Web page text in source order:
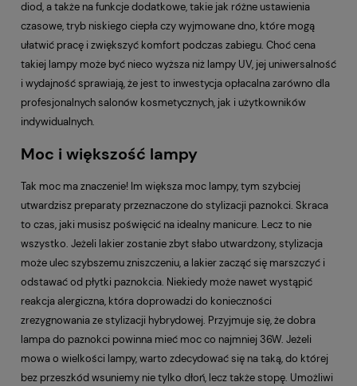
diod, a także na funkcje dodatkowe, takie jak różne ustawienia
czasowe, tryb niskiego ciepła czy wyjmowane dno, które mogą
ułatwić pracę i zwiększyć komfort podczas zabiegu. Choć cena
takiej lampy może być nieco wyższa niż lampy UV, jej uniwersalność
i wydajność sprawiają, że jest to inwestycja opłacalna zarówno dla
profesjonalnych salonów kosmetycznych, jak i użytkowników
indywidualnych.
Moc i większość lampy
Tak moc ma znaczenie! Im większa moc lampy, tym szybciej
utwardzisz preparaty przeznaczone do stylizacji paznokci. Skraca
to czas, jaki musisz poświęcić na idealny manicure. Lecz to nie
wszystko. Jeżeli lakier zostanie zbyt słabo utwardzony, stylizacja
może ulec szybszemu zniszczeniu, a lakier zacząć się marszczyć i
odstawać od płytki paznokcia. Niekiedy może nawet wystąpić
reakcja alergiczna, która doprowadzi do konieczności
zrezygnowania ze stylizacji hybrydowej. Przyjmuje się, że dobra
lampa do paznokci powinna mieć moc co najmniej 36W. Jeżeli
mowa o wielkości lampy, warto zdecydować się na taką, do której
bez przeszkód wsuniemy nie tylko dłoń, lecz także stopę. Umożliwi